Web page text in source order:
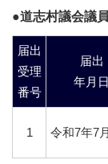
●道志村議会議
届出
受理
番号
届出
年月日
1 令和7年7